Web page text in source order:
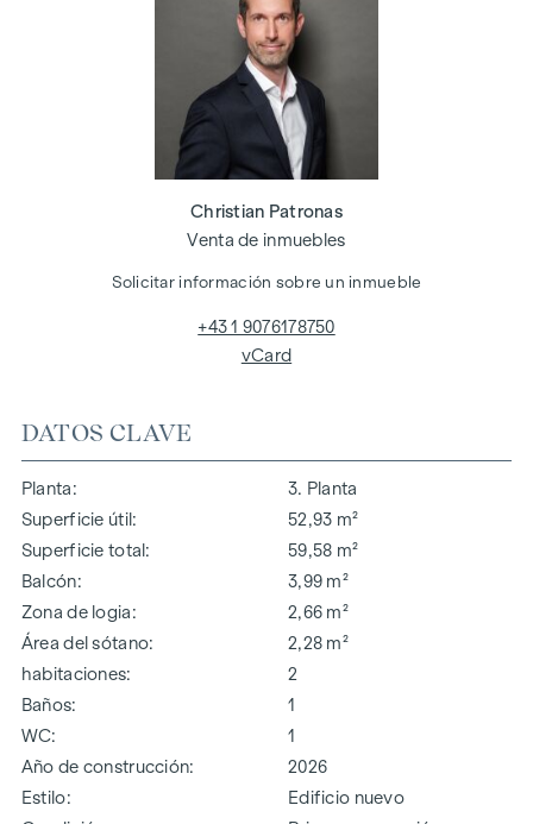
DATOS CLAVE
Planta
3. Planta
Superficie útil
52,93 m²
Superficie total
59,58 m²
Balcón
3,99 m²
Zona de logia
2,66 m²
Área del sótano
2,28 m²
habitaciones
2
Baños
1
WC
1
Año de construcción
2026
Estilo
Edificio nuevo
Christian Patronas
Venta de inmuebles
Solicitar información sobre un inmueble
+43 1 9076178750
vCard